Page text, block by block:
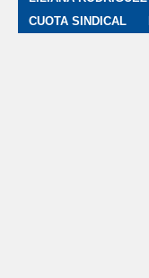
CUOTA SINDICAL